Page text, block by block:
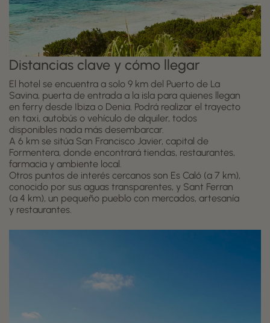
Distancias clave y cómo llegar
El hotel se encuentra a solo 9 km del Puerto de La
Savina, puerta de entrada a la isla para quienes llegan
en ferry desde Ibiza o Denia. Podrá realizar el trayecto
en taxi, autobús o vehículo de alquiler, todos
disponibles nada más desembarcar.
A 6 km se sitúa San Francisco Javier, capital de
Formentera, donde encontrará tiendas, restaurantes,
farmacia y ambiente local.
Otros puntos de interés cercanos son Es Caló (a 7 km),
conocido por sus aguas transparentes, y Sant Ferran
(a 4 km), un pequeño pueblo con mercados, artesanía
y restaurantes.